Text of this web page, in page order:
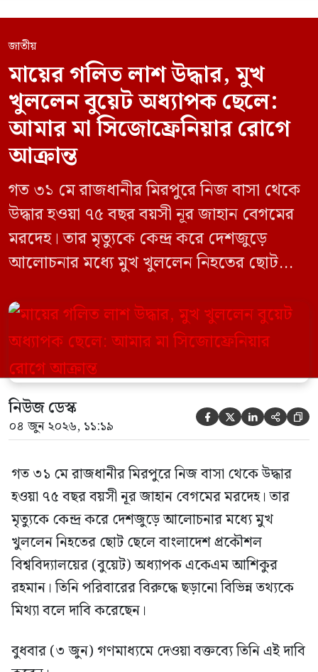
জাতীয়
মায়ের গলিত লাশ উদ্ধার, মুখ
খুললেন বুয়েট অধ্যাপক ছেলে:
আমার মা সিজোফ্রেনিয়ার রোগে
আক্রান্ত
গত ৩১ মে রাজধানীর মিরপুরে নিজ বাসা থেকে
উদ্ধার হওয়া ৭৫ বছর বয়সী নূর জাহান বেগমের
মরদেহ। তার মৃত্যুকে কেন্দ্র করে দেশজুড়ে
আলোচনার মধ্যে মুখ খুললেন নিহতের ছোট
(বুয়েট) অধ্যাপক একেএম আশিকুর রহমান।
তিনি পরিবারের বিরুদ্ধে ছড়ানো বিভিন্ন তথ্যকে
মিথ্যা বলে দাবি করেছেন। বুধবার (৩ জুন)
গণমাধ্যমে দেওয়া বক্তব্যে তিনি এই […]
নিউজ ডেস্ক
০৪ জুন ২০২৬, ১১:১৯     
গত ৩১ মে রাজধানীর মিরপুরে নিজ বাসা থেকে উদ্ধার
হওয়া ৭৫ বছর বয়সী নূর জাহান বেগমের মরদেহ। তার
মৃত্যুকে কেন্দ্র করে দেশজুড়ে আলোচনার মধ্যে মুখ
খুললেন নিহতের ছোট ছেলে বাংলাদেশ প্রকৌশল
বিশ্ববিদ্যালয়ের (বুয়েট) অধ্যাপক একেএম আশিকুর
রহমান। তিনি পরিবারের বিরুদ্ধে ছড়ানো বিভিন্ন তথ্যকে
মিথ্যা বলে দাবি করেছেন।
বুধবার (৩ জুন) গণমাধ্যমে দেওয়া বক্তব্যে তিনি এই দাবি